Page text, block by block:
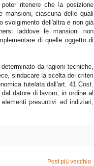
ritenere che la posizione
mansioni, ciascuna delle quali
svolgimento dell'altra e non già
laddove le mansioni non
di quelle oggetto di
da ragioni tecniche,
sindacare la scelta dei criteri
tutelata dall'art. 41 Cost.
datore di lavoro, in ordine al
presuntivi ed indiziari,
Post più vecchio